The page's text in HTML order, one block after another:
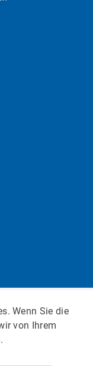
Wenn Sie die
von Ihrem